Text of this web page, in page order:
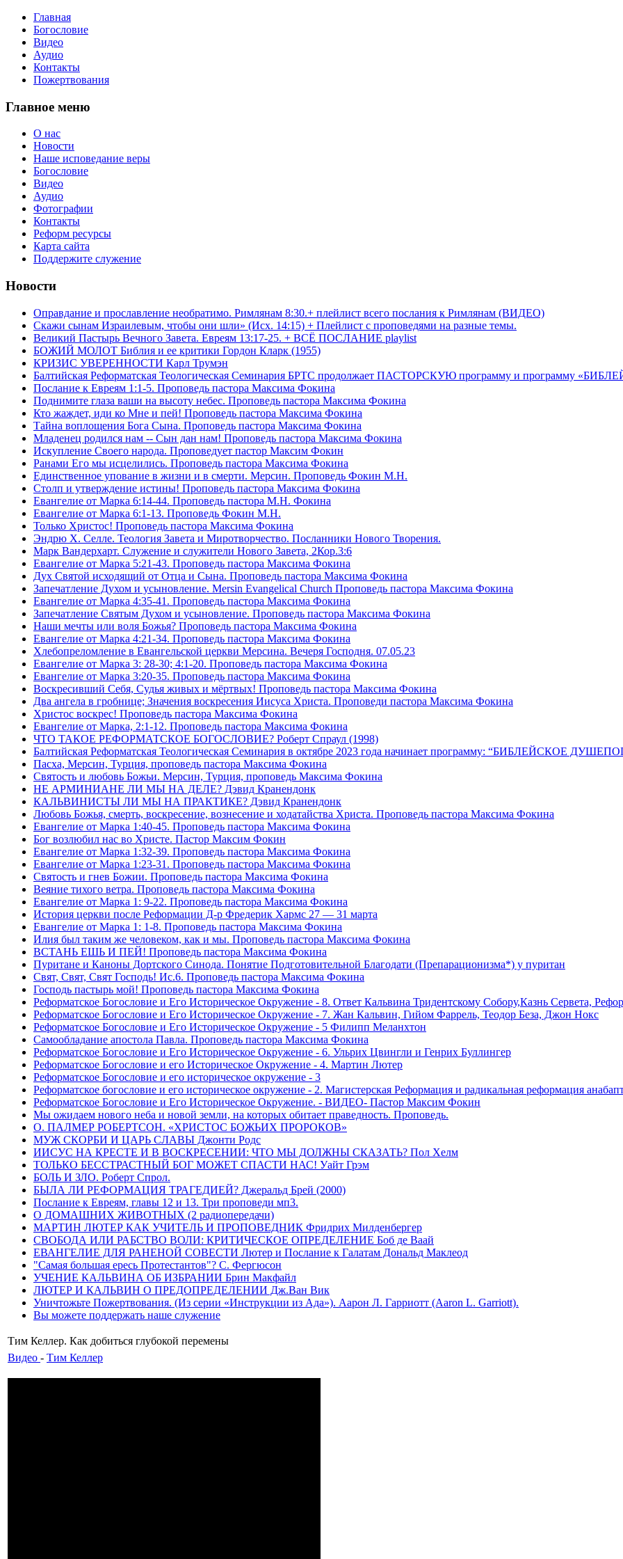
Главная
Богословие
Видео
Аудио
Контакты
Пожертвования
Главное меню
О нас
Новости
Наше исповедание веры
Богословие
Видео
Аудио
Фотографии
Контакты
Реформ ресурсы
Карта сайта
Поддержите служение
Новости
Оправдание и прославление необратимо. Римлянам 8:30.+ плейлист всего послания к Римлянам (ВИДЕО)
Скажи сынам Израилевым, чтобы они шли» (Исх. 14:15) + Плейлист с проповедями на разные темы.
Великий Пастырь Вечного Завета. Евреям 13:17-25. + ВСЁ ПОСЛАНИЕ playlist
БОЖИЙ МОЛОТ Библия и ее критики Гордон Кларк (1955)
КРИЗИС УВЕРЕННОСТИ Карл Трумэн
Балтийская Реформатская Теологическая Семинария БРТС продолжает ПАСТОРСКУЮ программу и программу
Послание к Евреям 1:1-5. Проповедь пастора Максима Фокина
Поднимите глаза ваши на высоту небес. Проповедь пастора Максима Фокина
Кто жаждет, иди ко Мне и пей! Проповедь пастора Максима Фокина
Тайна воплощения Бога Сына. Проповедь пастора Максима Фокина
Младенец родился нам -- Сын дан нам! Проповедь пастора Максима Фокина
Искупление Своего народа. Проповедует пастор Максим Фокин
Ранами Его мы исцелились. Проповедь пастора Максима Фокина
Единственное упование в жизни и в смерти. Мерсин. Проповедь Фокин М.Н.
Столп и утверждение истины! Проповедь пастора Максима Фокина
Евангелие от Марка 6:14-44. Проповедь пастора М.Н. Фокина
Евангелие от Марка 6:1-13. Проповедь Фокин М.Н.
Только Христос! Проповедь пастора Максима Фокина
Эндрю Х. Селле. Теология Завета и Миротворчество. Посланники Нового Творения.
Марк Вандерхарт. Служение и служители Нового Завета, 2Кор.3:6
Евангелие от Марка 5:21-43. Проповедь пастора Максима Фокина
Дух Святой исходящий от Отца и Сына. Проповедь пастора Максима Фокина
Запечатление Духом и усыновление. Mersin Evangelical Church Проповедь пастора Максима Фокина
Евангелие от Марка 4:35-41. Проповедь пастора Максима Фокина
Запечатление Святым Духом и усыновление. Проповедь пастора Максима Фокина
Наши мечты или воля Божья? Проповедь пастора Максима Фокина
Евангелие от Марка 4:21-34. Проповедь пастора Максима Фокина
Хлебопреломление в Евангельской церкви Мерсина. Вечеря Господня. 07.05.23
Евангелие от Марка 3: 28-30; 4:1-20. Проповедь пастора Максима Фокина
Евангелие от Марка 3:20-35. Проповедь пастора Максима Фокина
Воскресивший Себя, Судья живых и мëртвых! Проповедь пастора Максима Фокина
Два ангела в гробнице; Значения воскресения Иисуса Христа. Проповеди пастора Максима Фокина
Христос воскрес! Проповедь пастора Максима Фокина
Евангелие от Марка, 2:1-12. Проповедь пастора Максима Фокина
ЧТО ТАКОЕ РЕФОРМАТСКОЕ БОГОСЛОВИЕ? Роберт Спраул (1998)
Балтийская Реформатская Теологическая Семинария в октябре 2023 года начинает программу: “БИБЛЕЙСКОЕ
Пасха, Мерсин, Турция, проповедь пастора Максима Фокина
Святость и любовь Божьи. Мерсин, Турция, проповедь Максима Фокина
НЕ АРМИНИАНЕ ЛИ МЫ НА ДЕЛЕ? Дэвид Кранендонк
КАЛЬВИНИСТЫ ЛИ МЫ НА ПРАКТИКЕ? Дэвид Кранендонк
Любовь Божья, смерть, воскресение, вознесение и ходатайства Христа. Проповедь пастора Максима Фокина
Евангелие от Марка 1:40-45. Проповедь пастора Максима Фокина
Бог возлюбил нас во Христе. Пастор Максим Фокин
Евангелие от Марка 1:32-39. Проповедь пастора Максима Фокина
Евангелие от Марка 1:23-31. Проповедь пастора Максима Фокина
Святость и гнев Божии. Проповедь пастора Максима Фокина
Веяние тихого ветра. Проповедь пастора Максима Фокина
Евангелие от Марка 1: 9-22. Проповедь пастора Максима Фокина
История церкви после Реформации Д-р Фредерик Хармс 27 — 31 марта
Евангелие от Марка 1: 1-8. Проповедь пастора Максима Фокина
Илия был таким же человеком, как и мы. Проповедь пастора Максима Фокина
ВСТАНЬ ЕШЬ И ПЕЙ! Проповедь пастора Максима Фокина
Пуритане и Каноны Дортского Синода. Понятие Подготовительной Благодати (Препарационизма*) у пуритан
Свят, Свят, Свят Господь! Ис.6. Проповедь пастора Максима Фокина
Господь пастырь мой! Проповедь пастора Максима Фокина
Реформатское Богословие и Его Историческое Окружение - 8. Ответ Кальвина Тридентскому Собору,Казнь Сервета,
Реформатское Богословие и Его Историческое Окружение - 7. Жан Кальвин, Гийом Фаррель, Теодор Беза, Джон Нокс
Реформатское Богословие и Его Историческое Окружение - 5 Филипп Меланхтон
Самообладание апостола Павла. Проповедь пастора Максима Фокина
Реформатское Богословие и Его Историческое Окружение - 6. Ульрих Цвингли и Генрих Буллингер
Реформатское Богословие и его Историческое Окружение - 4. Мартин Лютер
Реформатское Богословие и его историческое окружение - 3
Реформатское богословие и его историческое окружение - 2. Магистерская Реформация и радикальная реформация
Реформатское Богословие и Его Историческое Окружение. - ВИДЕО- Пастор Максим Фокин
Мы ожидаем нового неба и новой земли, на которых обитает праведность. Проповедь.
О. ПАЛМЕР РОБЕРТСОН. «ХРИСТОС БОЖЬИХ ПРОРОКОВ»
МУЖ СКОРБИ И ЦАРЬ СЛАВЫ Джонти Родс
ИИСУС НА КРЕСТЕ И В ВОСКРЕСЕНИИ: ЧТО МЫ ДОЛЖНЫ СКАЗАТЬ? Пол Хелм
ТОЛЬКО БЕССТРАСТНЫЙ БОГ МОЖЕТ СПАСТИ НАС! Уайт Грэм
БОЛЬ И ЗЛО. Роберт Спрол.
БЫЛА ЛИ РЕФОРМАЦИЯ ТРАГЕДИЕЙ? Джеральд Брей (2000)
Послание к Евреям, главы 12 и 13. Три проповеди мп3.
О ДОМАШНИХ ЖИВОТНЫХ (2 радиопередачи)
МАРТИН ЛЮТЕР КАК УЧИТЕЛЬ И ПРОПОВЕДНИК Фридрих Милденбергер
СВОБОДА ИЛИ РАБСТВО ВОЛИ: КРИТИЧЕСКОЕ ОПРЕДЕЛЕНИЕ Боб де Ваай
ЕВАНГЕЛИЕ ДЛЯ РАНЕНОЙ СОВЕСТИ Лютер и Послание к Галатам Дональд Маклеод
"Самая большая ересь Протестантов"? С. Фергюсон
УЧЕНИЕ КАЛЬВИНА ОБ ИЗБРАНИИ Брин Макфайл
ЛЮТЕР И КАЛЬВИН О ПРЕДОПРЕДЕЛЕНИИ Дж.Ван Вик
Уничтожьте Пожертвования. (Из серии «Инструкции из Ада»). Аарон Л. Гарриотт (Aaron L. Garriott).
Вы можете поддержать наше служение
Тим Келлер. Как добиться глубокой перемены
Видео - Тим Келлер